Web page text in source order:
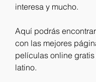
interesa y mucho.
Aquí podrás
con las mejores
películas online
latino.